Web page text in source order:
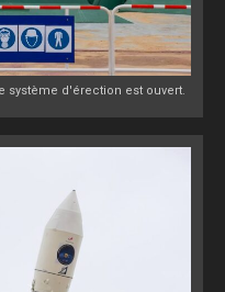
système d'érection est ouvert.